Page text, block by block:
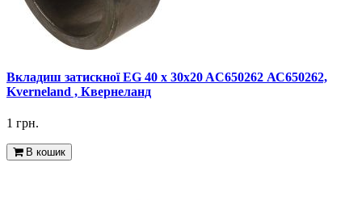
Вкладиш затискної EG 40 х 30x20 AC650262 АС650262,
Kverneland , Квернеланд
1 грн.
В кошик